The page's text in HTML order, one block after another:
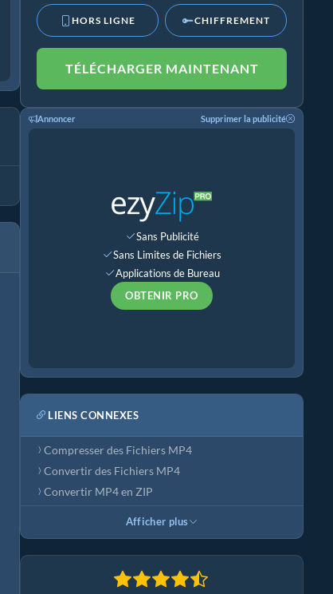
HORS LIGNE CHIFFREMENT
TÉLÉCHARGER MAINTENANT
Annoncer Supprimer la publicité
Sans Publicité
Sans Limites de Fichiers
Applications de Bureau
OBTENIR PRO
LIENS CONNEXES
Compresser des Fichiers MP4
Convertir des Fichiers MP4
Convertir MP4 en ZIP
Afficher plus